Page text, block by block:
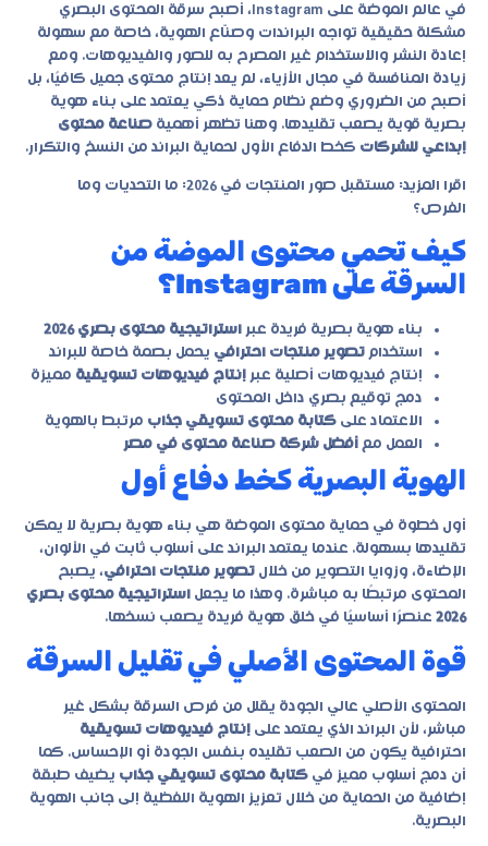
في عالم الموضة على Instagram، أصبح سرقة المحتوى البصري
مشكلة حقيقية تواجه البراندات وصنّاع الهوية، خاصة مع سهولة
إعادة النشر والاستخدام غير المصرح به للصور والفيديوهات. ومع
زيادة المنافسة في مجال الأزياء، لم يعد إنتاج محتوى جميل كافيًا، بل
أصبح من الضروري وضع نظام حماية ذكي يعتمد على بناء هوية
بصرية قوية يصعب تقليدها. وهنا تظهر أهمية صناعة محتوى
إبداعي للشركات كخط الدفاع الأول لحماية البراند من النسخ والتكرار.
اقرا المزيد:
مستقبل صور المنتجات في 2026: ما التحديات وما
الفرص؟
كيف تحمي محتوى الموضة من
السرقة على Instagram؟
بناء هوية بصرية فريدة عبر استراتيجية محتوى بصري 2026
استخدام تصوير منتجات احترافي يحمل بصمة خاصة للبراند
إنتاج فيديوهات أصلية عبر إنتاج فيديوهات تسويقية مميزة
دمج توقيع بصري داخل المحتوى
الاعتماد على كتابة محتوى تسويقي جذاب مرتبط بالهوية
العمل مع أفضل شركة صناعة محتوى في مصر
الهوية البصرية كخط دفاع أول
أول خطوة في حماية محتوى الموضة هي بناء هوية بصرية لا يمكن
تقليدها بسهولة. عندما يعتمد البراند على أسلوب ثابت في الألوان،
الإضاءة، وزوايا التصوير من خلال تصوير منتجات احترافي، يصبح
المحتوى مرتبطًا به مباشرة. وهذا ما يجعل استراتيجية محتوى بصري
2026 عنصرًا أساسيًا في خلق هوية فريدة يصعب نسخها.
قوة المحتوى الأصلي في تقليل السرقة
المحتوى الأصلي عالي الجودة يقلل من فرص السرقة بشكل غير
مباشر، لأن البراند الذي يعتمد على إنتاج فيديوهات تسويقية
احترافية يكون من الصعب تقليده بنفس الجودة أو الإحساس. كما
أن دمج أسلوب مميز في كتابة محتوى تسويقي جذاب يضيف طبقة
إضافية من الحماية من خلال تعزيز الهوية اللفظية إلى جانب الهوية
البصرية.